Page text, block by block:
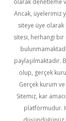
olarak denetleme
Ancak, üyelerimiz
siteye üye
sitesi, herhangi bir
paylaşılmaktadır.
olup, gerçek
Gerçek kurum
Sitemiz, kar
platformudur.